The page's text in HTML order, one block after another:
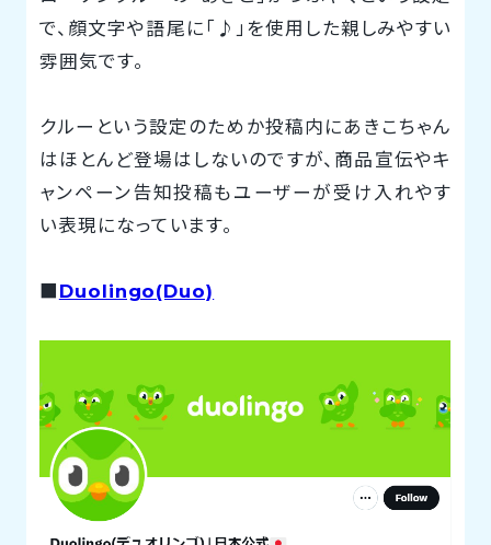
で、顔文字や語尾に「♪」を使用した親しみやすい
雰囲気です。
クルーという設定のためか投稿内にあきこちゃん
はほとんど登場はしないのですが、商品宣伝やキ
ャンペーン告知投稿もユーザーが受け入れやす
い表現になっています。
■ Duolingo(Duo)